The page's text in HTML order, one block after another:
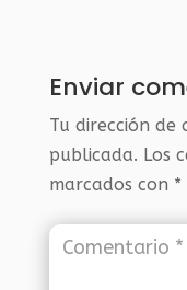
Enviar
Tu dirección de
publicada. Los
marcados con *